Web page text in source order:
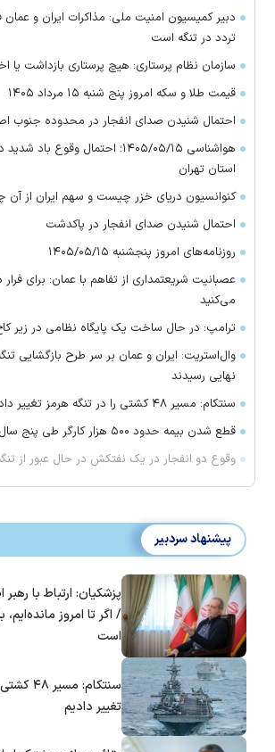
دبیر کمیسیون امنیت ملی: مذاکرات ایران و عمان
تردد در تنگه است
سازمان نظام پرستاری: هیچ پرستاری بازداشت یا
قیمت طلا و سکه امروز پنج شنبه ۱۵ مرداد ۱۴۰۵
احتمال شنیدن صدای انفجار در محدوده جنوب
هواشناسی ۱۴۰۵/۰۵/۱۵؛ احتمال وقوع
استان تهران
کنوانسیون دریای خزر چیست و سهم ایران از
احتمال شنیدن صدای انفجار در پاکدشت
روزنامه‌های امروز پنجشنبه ۱۴۰۵/۰۵/۱۵
عصبانیت شریعتمداری از تفاهم با عمان: برای
می‌کنید
ترامپ: در حال ساخت یک پایگاه نظامی در زیر
وال‌استریت: ایران و عمان بر سر طرح بازگشایی
نهایی رسیدند
سنتکام: مسیر ۴۸ کشتی را در تنگه هرمز تغییر دادیم
قطع شدن بیمه حدود ۵۰۰ هزار کارگر طی پنج سال
وقوع دو انفجار در یک نفتکش در حال عبور از
پیشنهاد سردبیر
پزشکیان: ارتباط با
/ اگر تا امروز
است
سنتکام:
تغییر دادیم